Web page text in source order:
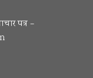
पत्र –